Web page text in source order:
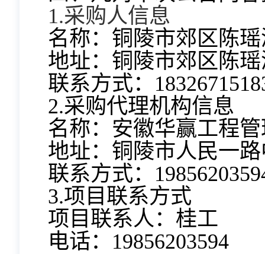
1.采购人信息
名称：铜陵市郊区陈
地址：铜陵市郊区陈
联系方式：
2.采购代理机构信息
名称：安徽华赢工程
地址：铜陵市人民一
联系方式：
3.项目联系方式
项目联系人：桂工
电话：19856203594